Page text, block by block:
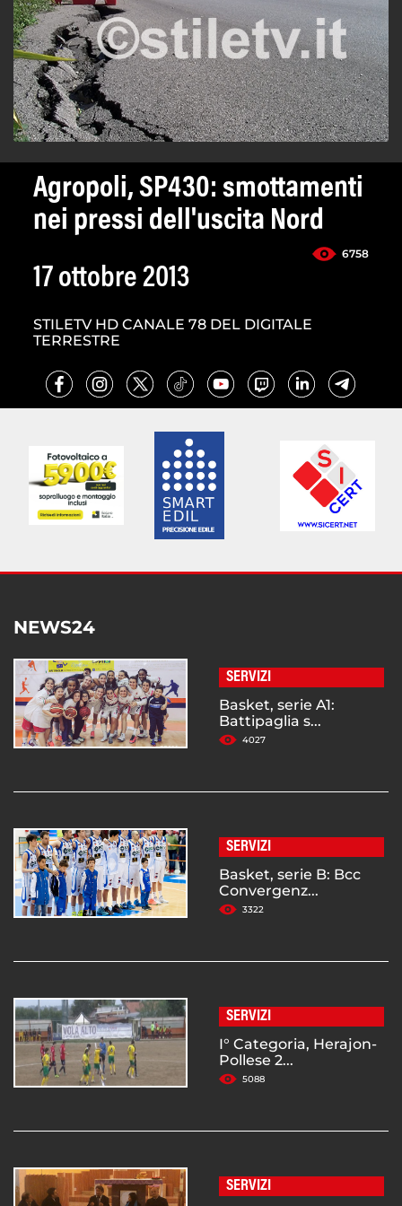
Agropoli, SP430: smottamenti
nei pressi dell'uscita Nord
6758
17 ottobre 2013
STILETV HD CANALE 78 DEL DIGITALE
TERRESTRE
NEWS24
SERVIZI
Basket, serie A1:
Battipaglia s...
4027
SERVIZI
Basket, serie B: Bcc
Convergenz...
3322
SERVIZI
I° Categoria, Herajon-
Pollese 2...
5088
SERVIZI